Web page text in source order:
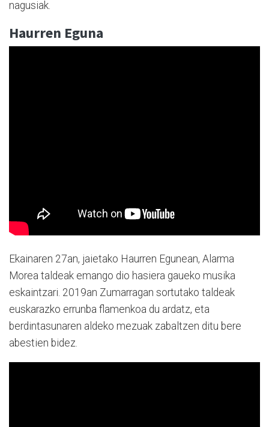
nagusiak.
Haurren Eguna
Ekainaren 27an, jaietako Haurren Egunean, Alarma
Morea taldeak emango dio hasiera gaueko musika
eskaintzari. 2019an Zumarragan sortutako taldeak
euskarazko errunba flamenkoa du ardatz, eta
berdintasunaren aldeko mezuak zabaltzen ditu bere
abestien bidez.